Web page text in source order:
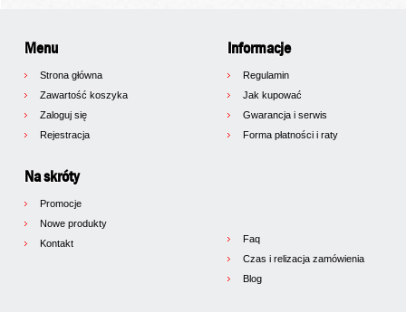
Menu
Strona główna
Zawartość koszyka
Zaloguj się
Rejestracja
Na skróty
Promocje
Nowe produkty
Kontakt
Informacje
Regulamin
Jak kupować
Gwarancja i serwis
Forma płatności i raty
Faq
Czas i relizacja zamówienia
Blog